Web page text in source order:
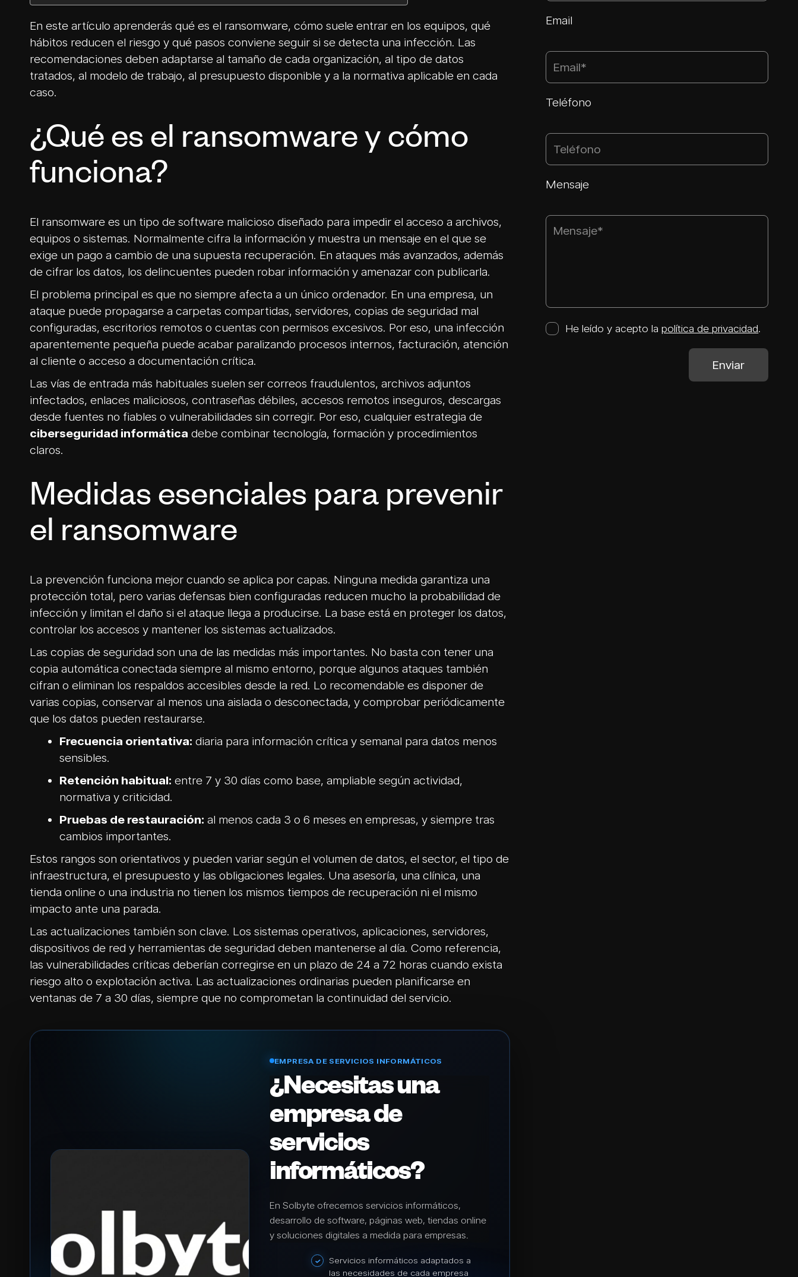
En este artículo aprenderás qué es el ransomware, cómo suele entrar en los equipos, qué
hábitos reducen el riesgo y qué pasos conviene seguir si se detecta una infección. Las
recomendaciones deben adaptarse al tamaño de cada organización, al tipo de datos
tratados, al modelo de trabajo, al presupuesto disponible y a la normativa aplicable en cada
caso.
¿Qué es el ransomware y cómo
funciona?
El ransomware es un tipo de software malicioso diseñado para impedir el acceso a archivos,
equipos o sistemas. Normalmente cifra la información y muestra un mensaje en el que se
exige un pago a cambio de una supuesta recuperación. En ataques más avanzados, además
de cifrar los datos, los delincuentes pueden robar información y amenazar con publicarla.
El problema principal es que no siempre afecta a un único ordenador. En una empresa, un
ataque puede propagarse a carpetas compartidas, servidores, copias de seguridad mal
configuradas, escritorios remotos o cuentas con permisos excesivos. Por eso, una infección
aparentemente pequeña puede acabar paralizando procesos internos, facturación, atención
al cliente o acceso a documentación crítica.
Las vías de entrada más habituales suelen ser correos fraudulentos, archivos adjuntos
infectados, enlaces maliciosos, contraseñas débiles, accesos remotos inseguros, descargas
desde fuentes no fiables o vulnerabilidades sin corregir. Por eso, cualquier estrategia de
ciberseguridad informática debe combinar tecnología, formación y procedimientos
claros.
Medidas esenciales para prevenir
el ransomware
La prevención funciona mejor cuando se aplica por capas. Ninguna medida garantiza una
protección total, pero varias defensas bien configuradas reducen mucho la probabilidad de
infección y limitan el daño si el ataque llega a producirse. La base está en proteger los datos,
controlar los accesos y mantener los sistemas actualizados.
Las copias de seguridad son una de las medidas más importantes. No basta con tener una
copia automática conectada siempre al mismo entorno, porque algunos ataques también
cifran o eliminan los respaldos accesibles desde la red. Lo recomendable es disponer de
varias copias, conservar al menos una aislada o desconectada, y comprobar periódicamente
que los datos pueden restaurarse.
Frecuencia orientativa: diaria para información crítica y semanal para datos menos
sensibles.
Retención habitual: entre 7 y 30 días como base, ampliable según actividad,
normativa y criticidad.
Pruebas de restauración: al menos cada 3 o 6 meses en empresas, y siempre tras
cambios importantes.
Estos rangos son orientativos y pueden variar según el volumen de datos, el sector, el tipo de
infraestructura, el presupuesto y las obligaciones legales. Una asesoría, una clínica, una
tienda online o una industria no tienen los mismos tiempos de recuperación ni el mismo
impacto ante una parada.
Las actualizaciones también son clave. Los sistemas operativos, aplicaciones, servidores,
dispositivos de red y herramientas de seguridad deben mantenerse al día. Como referencia,
las vulnerabilidades críticas deberían corregirse en un plazo de 24 a 72 horas cuando exista
riesgo alto o explotación activa. Las actualizaciones ordinarias pueden planificarse en
ventanas de 7 a 30 días, siempre que no comprometan la continuidad del servicio.
EMPRESA DE SERVICIOS INFORMÁTICOS
¿Necesitas una
empresa de
servicios
informáticos?
En Solbyte ofrecemos servicios informáticos,
desarrollo de software, páginas web, tiendas online
y soluciones digitales a medida para empresas.
Servicios informáticos adaptados a
las necesidades de cada empresa
Email
Teléfono
Mensaje
He leído y acepto lapolítica de privacidad.